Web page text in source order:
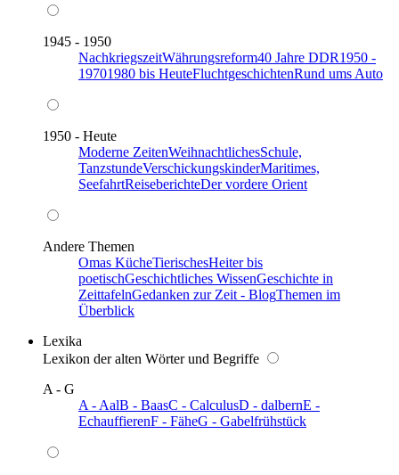
1945 - 1950
NachkriegszeitWährungsreform40 Jahre DDR1950 -
19701980 bis HeuteFluchtgeschichtenRund ums Auto
1950 - Heute
Moderne ZeitenWeihnachtlichesSchule,
TanzstundeVerschickungskinderMaritimes,
SeefahrtReiseberichteDer vordere Orient
Andere Themen
Omas KücheTierischesHeiter bis
poetischGeschichtliches WissenGeschichte in
ZeittafelnGedanken zur Zeit - BlogThemen im
Überblick
Lexika
Lexikon der alten Wörter und Begriffe
A - G
A - AalB - BaasC - CalculusD - dalbernE -
EchauffierenF - FäheG - Gabelfrühstück